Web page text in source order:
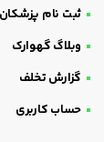
ثبت نام پزشکان
وبلاگ گهوارک
گزارش تخلف
حساب کاربری